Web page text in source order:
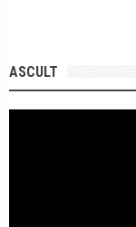
ASCULT